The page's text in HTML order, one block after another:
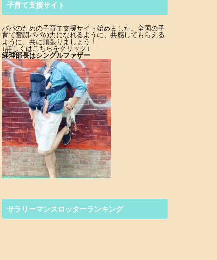
子育て支援サイト
パパのための子育て支援サイト始めました。全国の子
育て奮闘パパの力になれるように、共感してもらえる
ように、共に頑張りましょう！
↓詳しくはこちらをクリック↓
経理部長はシングルファザー
サラリーマンスロッターランキング